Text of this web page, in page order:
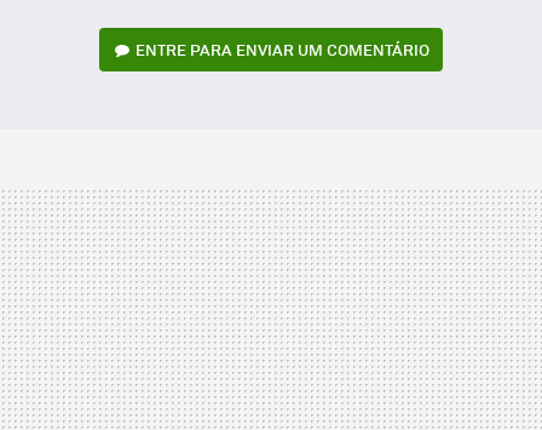
ENTRE PARA ENVIAR UM COMENTÁRIO